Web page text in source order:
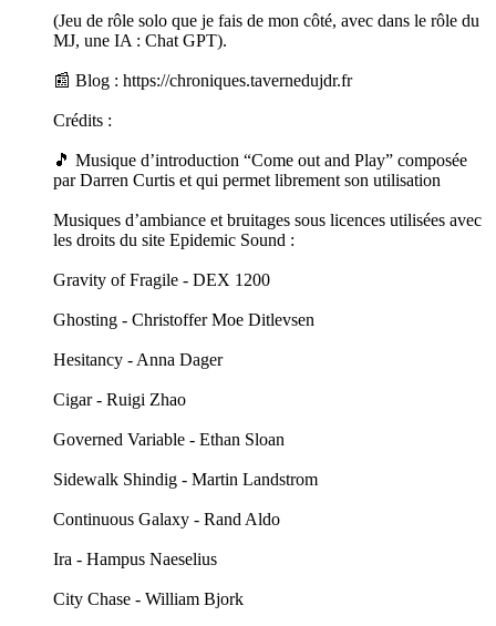
(Jeu de rôle solo que je fais de mon côté, avec dans le rôle du
MJ, une IA : Chat GPT).
📰 Blog : https://chroniques.tavernedujdr.fr
Crédits :
🎵 Musique d’introduction “Come out and Play” composée
par Darren Curtis et qui permet librement son utilisation
Musiques d’ambiance et bruitages sous licences utilisées avec
les droits du site Epidemic Sound :
Gravity of Fragile - DEX 1200
Ghosting - Christoffer Moe Ditlevsen
Hesitancy - Anna Dager
Cigar - Ruigi Zhao
Governed Variable - Ethan Sloan
Sidewalk Shindig - Martin Landstrom
Continuous Galaxy - Rand Aldo
Ira - Hampus Naeselius
City Chase - William Bjork